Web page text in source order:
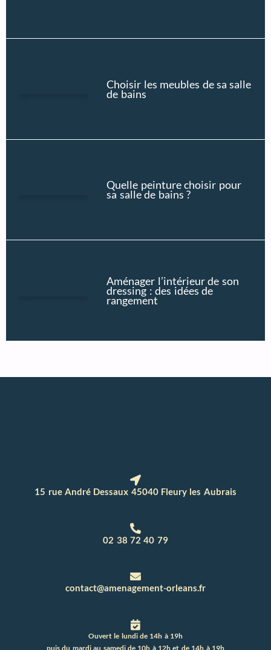
Choisir les meubles de sa salle
de bains
Quelle peinture choisir pour
sa salle de bains ?
Aménager l’intérieur de son
dressing : des idées de
rangement
15 rue André Dessaux 45040 Fleury les Aubrais
02 38 72 40 79
contact@amenagement-orleans.fr
Ouvert le lundi de 14h à 19h
puis du mardi au samedi de 10h à 12h et de 14h à 19h